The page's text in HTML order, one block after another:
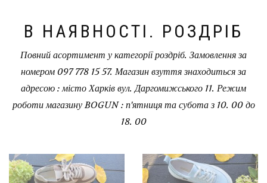
В НАЯВНОСТІ. РОЗДРІБ
Повний асортимент у категорії роздріб. Замовлення за
номером 097 778 15 57. Магазин взуття знаходиться за
адресою : місто Харків вул. Даргомижського 11. Режим
роботи магазину BOGUN : п'ятниця та субота з 10. 00 до
18. 00